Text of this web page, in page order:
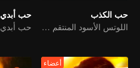
حب الكذب
اللوتس الأسود المنتقم يقع في حب الشاب المارق
حب أبدي
حب أبدي
أعضاء